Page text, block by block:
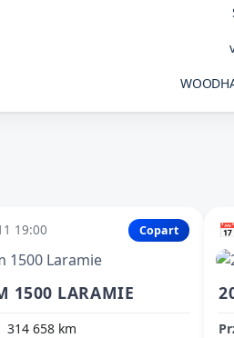
19:00 Copart
1500 LARAMIE
314 658 km
📅